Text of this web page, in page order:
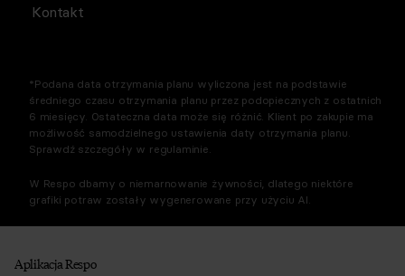
Kontakt
*Podana data otrzymania planu wyliczona jest na podstawie
średniego czasu otrzymania planu przez podopiecznych z ostatnich
6 miesięcy. Ostateczna data może się różnić. Klient po zakupie ma
możliwość samodzielnego ustawienia daty otrzymania planu.
Sprawdź szczegóły w regulaminie.
W Respo dbamy o niemarnowanie żywności, dlatego niektóre
grafiki potraw zostały wygenerowane przy użyciu AI.
Aplikacja Respo